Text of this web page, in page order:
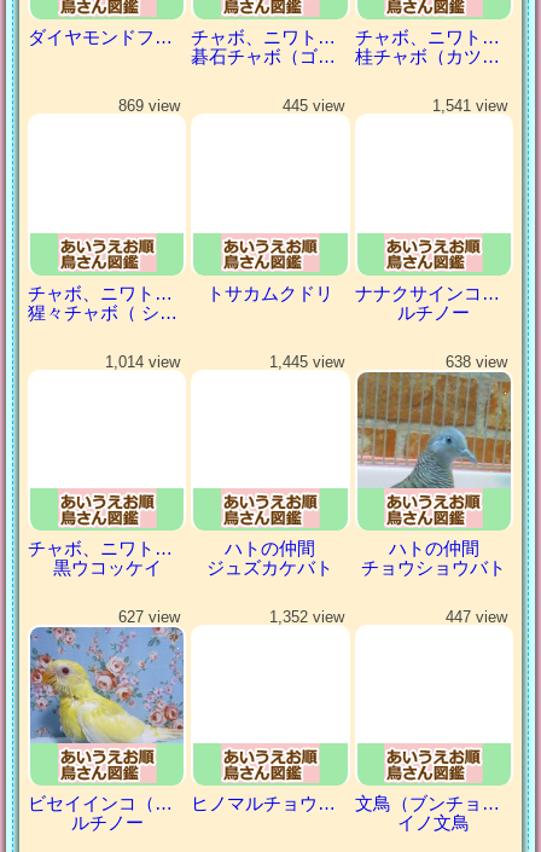
ダイヤモンドフィンチ
チャボ、ニワトリの仲間
碁石チャボ（ゴイシチャボ）
チャボ、ニワトリの仲間
桂チャボ（カツラチャボ）
869 view
チャボ、ニワトリの仲間
猩々チャボ（ ショウジョウチャボ）
445 view
トサカムクドリ
1,541 view
ナナクサインコ（七草インコ）
ルチノー
1,014 view
チャボ、ニワトリの仲間
黒ウコッケイ
1,445 view
ハトの仲間
ジュズカケバト
638 view
ハトの仲間
チョウショウバト
627 view
ビセイインコ（美声インコ）
ルチノー
1,352 view
ヒノマルチョウ（日の丸鳥）
447 view
文鳥（ブンチョウ）
イノ文鳥